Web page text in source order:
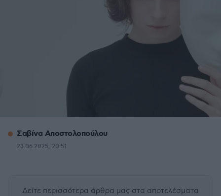
Σαβίνα Αποστολοπούλου
23.06.2025, 20:51
Δείτε περισσότερα άρθρα μας στα αποτελέσματα